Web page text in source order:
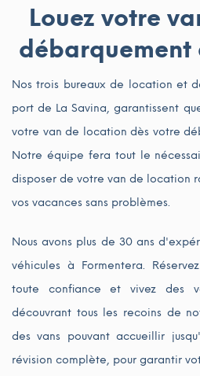
Louez votre
débarquement
Nos trois bureaux de location et
port de La Savina, garantissent
votre van de location dès votre
Notre équipe fera tout le
disposer de votre van de location
vos vacances sans problèmes.
Nous avons plus de 30 ans
véhicules à Formentera.
toute confiance et vivez des
découvrant tous les recoins de
des vans pouvant accueillir
révision complète, pour garantir